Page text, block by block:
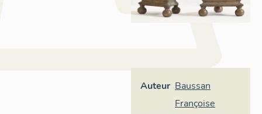
Auteur Baussan
Françoise